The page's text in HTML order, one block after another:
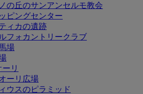
の丘のサンアンセルモ教会
ピングセンター
ィカの遺跡
フォカントリークラブ
場
リ
ーリ広場
ウスのピラミッド